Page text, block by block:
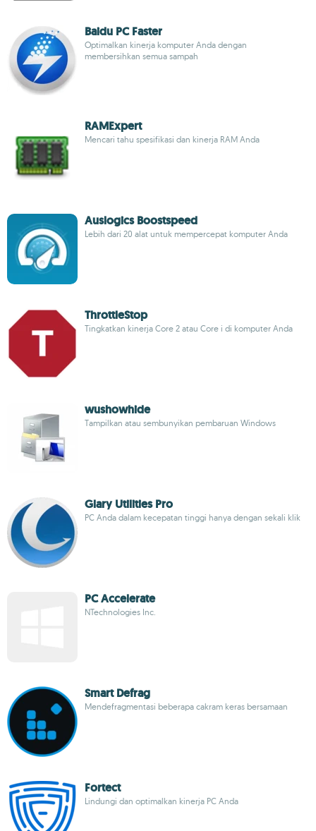
Baidu PC Faster
Optimalkan kinerja komputer Anda dengan
membersihkan semua sampah
RAMExpert
Mencari tahu spesifikasi dan kinerja RAM Anda
Auslogics Boostspeed
Lebih dari 20 alat untuk mempercepat komputer Anda
ThrottleStop
Tingkatkan kinerja Core 2 atau Core i di komputer Anda
wushowhide
Tampilkan atau sembunyikan pembaruan Windows
Glary Utilities Pro
PC Anda dalam kecepatan tinggi hanya dengan sekali klik
PC Accelerate
NTechnologies Inc.
Smart Defrag
Mendefragmentasi beberapa cakram keras bersamaan
Fortect
Lindungi dan optimalkan kinerja PC Anda